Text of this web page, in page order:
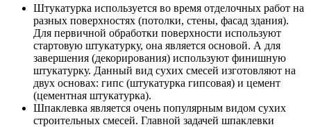
Штукатурка используется во время отделочных работ на
разных поверхностях (потолки, стены, фасад здания).
Для первичной обработки поверхности используют
стартовую штукатурку, она является основой. А для
завершения (декорирования) используют финишную
штукатурку. Данный вид сухих смесей изготовляют на
двух основах: гипс (штукатурка гипсовая) и цемент
(цементная штукатурка).
Шпаклевка является очень популярным видом сухих
строительных смесей. Главной задачей шпаклевки